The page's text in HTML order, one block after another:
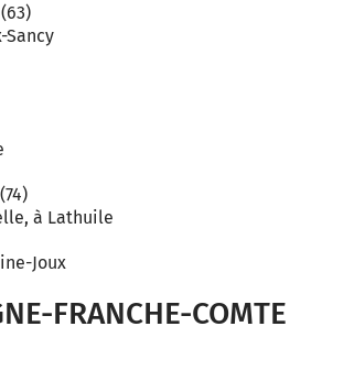
Sancy
à Lathuile
Joux
FRANCHE-COMTE